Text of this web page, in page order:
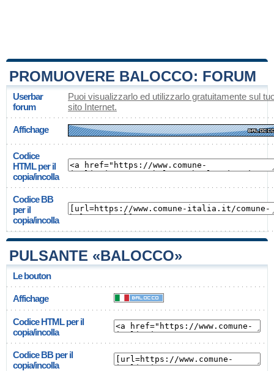
PROMUOVERE BALOCCO: FORUM
Userbar
forum
Puoi visualizzarlo ed utilizzarlo gratuitamente sul
sito Internet.
Affichage
Codice
HTML per il
copia/incolla
Codice BB
per il
copia/incolla
PULSANTE «BALOCCO»
Le bouton
Affichage
Codice HTML per il
copia/incolla
Codice BB per il
copia/incolla